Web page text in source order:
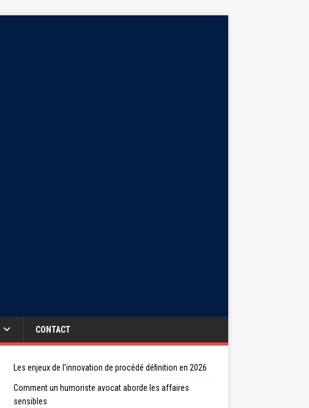
CONTACT
Les enjeux de l’innovation de procédé définition en 2026
Comment un humoriste avocat aborde les affaires
sensibles